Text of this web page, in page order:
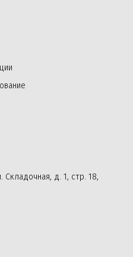
Складочная, д. 1, стр. 18,